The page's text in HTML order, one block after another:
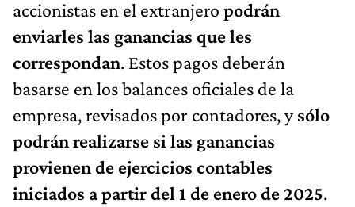
accionistas en el extranjero podrán
enviarles las ganancias que les
correspondan. Estos pagos deberán
basarse en los balances oficiales de la
empresa, revisados por contadores, ysólo
podrán realizarse si las ganancias
provienen de ejercicios contables
iniciados a partir del 1 de enero de 2025.